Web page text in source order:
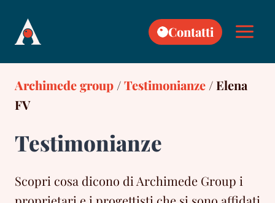
content
Contatti
Archimede group/Testimonianze/ Elena
FV
Testimonianze
Scopri cosa dicono di Archimede Group i